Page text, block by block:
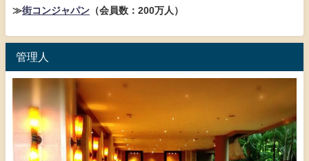
≫街コンジャパン （会員数：200万人）
管理人